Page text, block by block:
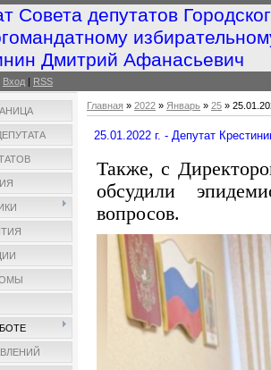
Совета депутатов
Дмитрий Афанасьевич
Вход | RSS
Главная » 2022 » Январь » 25 »
25.01.2022 г. - Депутат
Также, с
обсудили
вопросов.